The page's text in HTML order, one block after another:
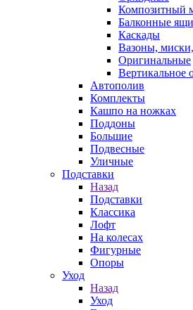
Композитный
Балконные
Каскады
Вазоны,
Оригинальные
Вертикальное
Автополив
Комплекты
Кашпо на ножках
Поддоны
Большие
Подвесные
Уличные
Подставки
Назад
Подставки
Классика
Лофт
На колесах
Фигурные
Опоры
Уход
Назад
Уход